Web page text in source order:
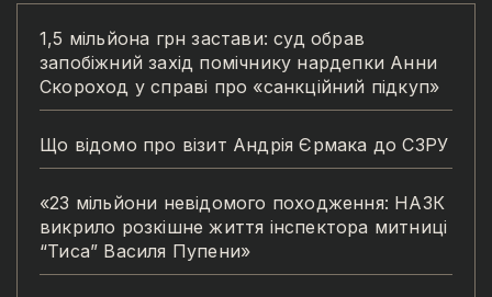
1,5 мільйона грн застави: суд обрав
запобіжний захід помічнику нардепки Анни
Скороход у справі про «санкційний підкуп»
Що відомо про візит Андрія Єрмака до СЗРУ
«23 мільйони невідомого походження: НАЗК
викрило розкішне життя інспектора митниці
“Тиса” Василя Пупени»